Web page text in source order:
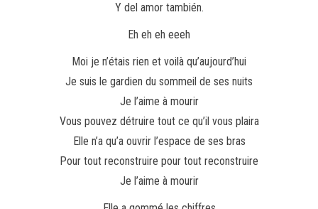
Y del amor también.
Eh eh eh eeeh
Moi je n’étais rien et voilà qu’aujourd’hui
Je suis le gardien du sommeil de ses nuits
Je l’aime à mourir
Vous pouvez détruire tout ce qu’il vous plaira
Elle n’a qu’a ouvrir l’espace de ses bras
Pour tout reconstruire pour tout reconstruire
Je l’aime à mourir